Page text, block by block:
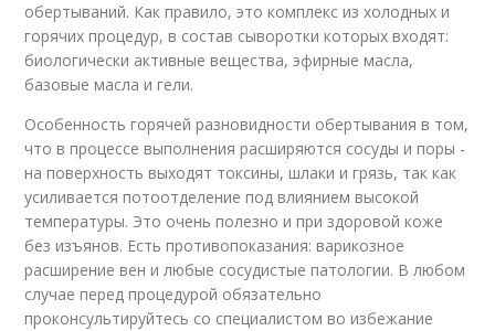
обертываний. Как правило, это комплекс из холодных и
горячих процедур, в состав сыворотки которых входят:
биологически активные вещества, эфирные масла,
базовые масла и гели.
Особенность горячей разновидности обертывания в том,
что в процессе выполнения расширяются сосуды и поры -
на поверхность выходят токсины, шлаки и грязь, так как
усиливается потоотделение под влиянием высокой
температуры. Это очень полезно и при здоровой коже
без изъянов. Есть противопоказания: варикозное
расширение вен и любые сосудистые патологии. В любом
случае перед процедурой обязательно
проконсультируйтесь со специалистом во избежание